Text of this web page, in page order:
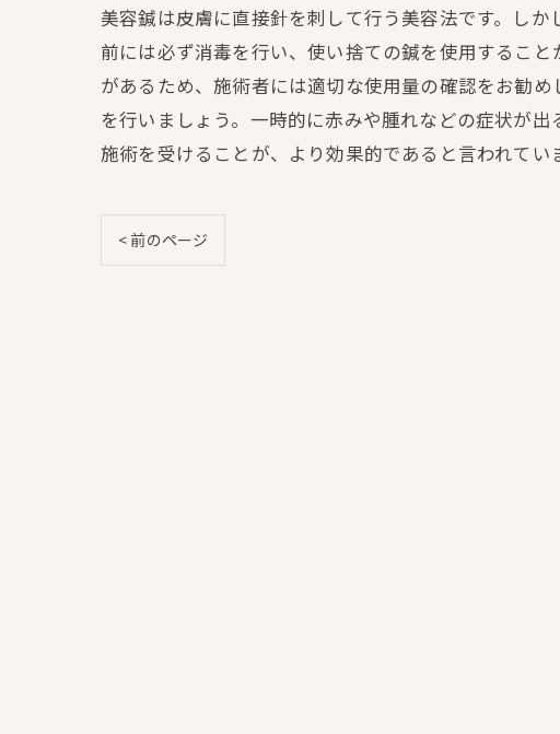
美容鍼は皮膚に直接針を刺して行う美容法です。し
前には必ず消毒を行い、使い捨ての鍼を使用するこ
があるため、施術者には適切な使用量の確認をお勧
を行いましょう。一時的に赤みや腫れなどの症状が
施術を受けることが、より効果的であると言われて
< 前のページ